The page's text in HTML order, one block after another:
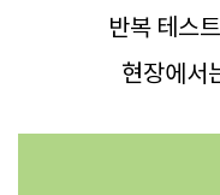
반복 테스
현장에서